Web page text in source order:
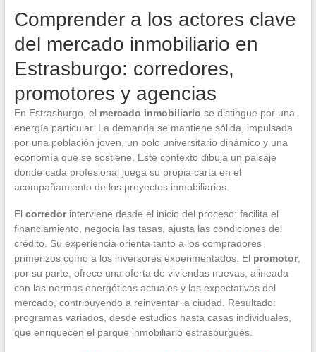
Comprender a los actores clave
del mercado inmobiliario en
Estrasburgo: corredores,
promotores y agencias
En Estrasburgo, el mercado inmobiliario se distingue por una
energía particular. La demanda se mantiene sólida, impulsada
por una población joven, un polo universitario dinámico y una
economía que se sostiene. Este contexto dibuja un paisaje
donde cada profesional juega su propia carta en el
acompañamiento de los proyectos inmobiliarios.
El corredorinterviene desde el inicio del proceso: facilita el
financiamiento, negocia las tasas, ajusta las condiciones del
crédito. Su experiencia orienta tanto a los compradores
primerizos como a los inversores experimentados. El promotor,
por su parte, ofrece una oferta de viviendas nuevas, alineada
con las normas energéticas actuales y las expectativas del
mercado, contribuyendo a reinventar la ciudad. Resultado:
programas variados, desde estudios hasta casas individuales,
que enriquecen el parque inmobiliario estrasburgués.